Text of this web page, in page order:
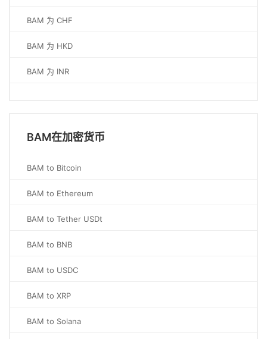
BAM 为 CHF
BAM 为 HKD
BAM 为 INR
BAM在加密货币
BAM to Bitcoin
BAM to Ethereum
BAM to Tether USDt
BAM to BNB
BAM to USDC
BAM to XRP
BAM to Solana